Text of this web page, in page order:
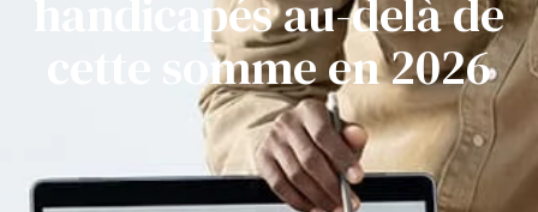
handicapés au-delà de
cette somme en 2026